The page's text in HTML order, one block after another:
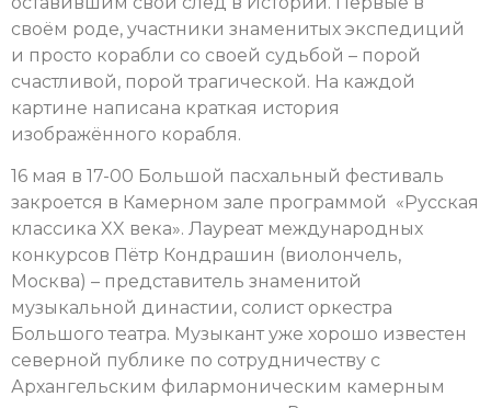
своём роде, участники знаменитых экспедиций
и просто корабли со своей судьбой – порой
счастливой, порой трагической. На каждой
картине написана краткая история
изображённого корабля.
16 мая в 17-00 Большой пасхальный фестиваль
закроется в Камерном зале программой «Русская
классика XX века». Лауреат международных
конкурсов Пётр Кондрашин (виолончель,
Москва) – представитель знаменитой
музыкальной династии, солист оркестра
Большого театра. Музыкант уже хорошо известен
северной публике по сотрудничеству с
Архангельским филармоническим камерным